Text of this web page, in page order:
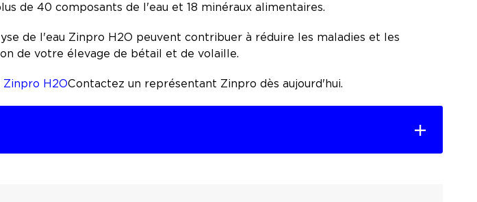
de 40 composants de l'eau et 18 minéraux alimentaires.
de l'eau Zinpro H2O peuvent contribuer à réduire les maladies et les
de votre élevage de bétail et de volaille.
Zinpro H2OContactez un représentant Zinpro dès aujourd'hui.